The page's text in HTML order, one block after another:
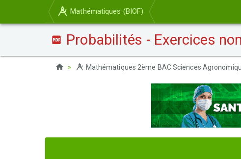
Mathématiques (BIOF)
Probabilités - Exercices
Mathématiques 2ème BAC Sciences